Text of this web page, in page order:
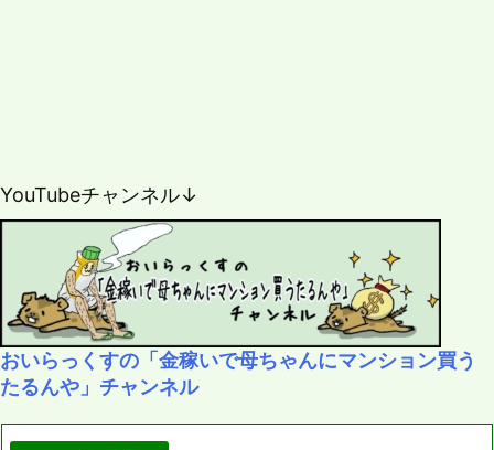
YouTubeチャンネル↓
おいらっくすの「金稼いで母ちゃんにマンション買う
たるんや」チャンネル